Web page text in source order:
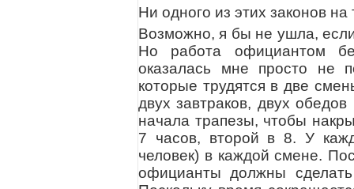
Ни одного из этих законов
Возможно, я бы не ушла,
Но работа официантом
оказалась мне просто не
которые трудятся в две
двух завтраков, двух
начала трапезы, чтобы
7 часов, второй в 8. У
человек) в каждой смене.
официанты должны